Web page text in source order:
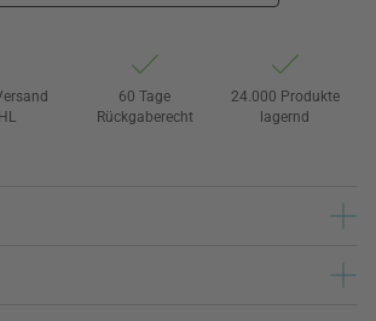
60 Tage
Rückgaberecht
24.000 Produkte
lagernd